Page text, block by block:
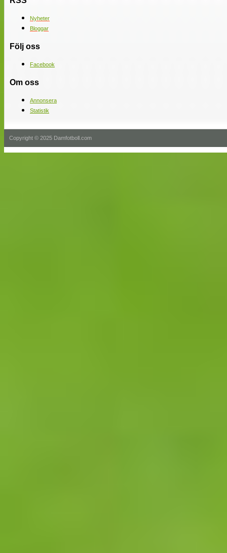
Nyheter
Bloggar
Följ oss
Facebook
Om oss
Annonsera
Statistik
Copyright © 2025 Damfotboll.com